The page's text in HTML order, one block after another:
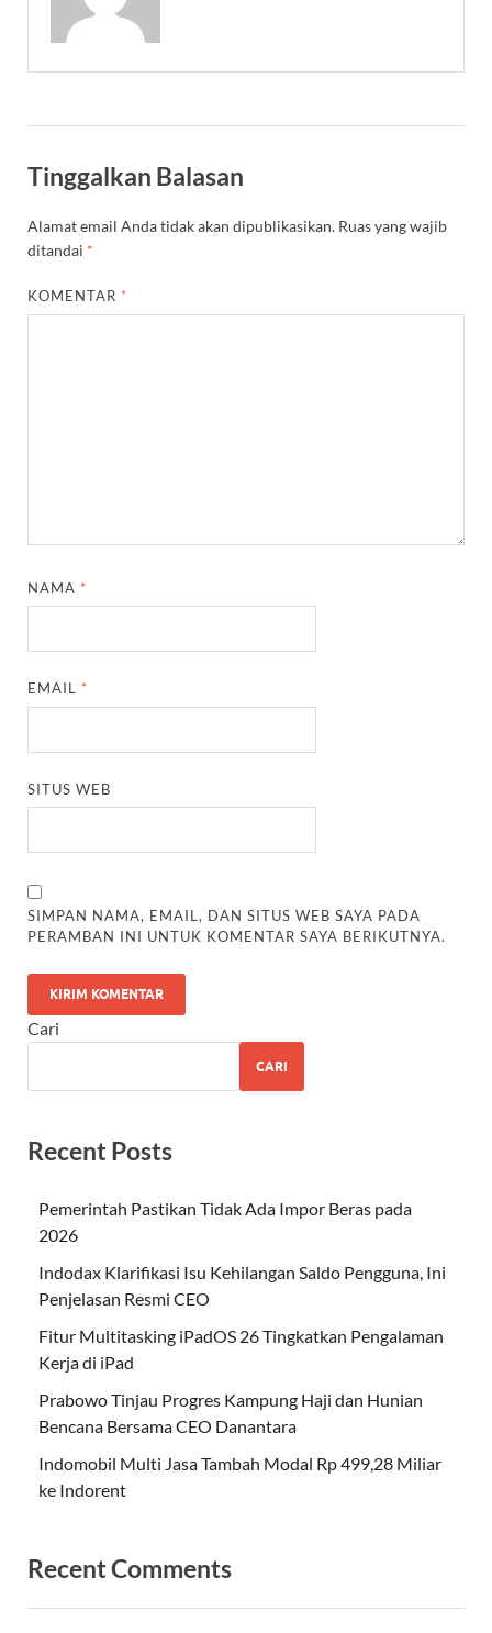
Tinggalkan Balasan
Alamat email Anda tidak akan dipublikasikan. Ruas yang wajib
ditandai *
KOMENTAR *
NAMA *
EMAIL *
SITUS WEB
SIMPAN NAMA, EMAIL, DAN SITUS WEB SAYA PADA
PERAMBAN INI UNTUK KOMENTAR SAYA BERIKUTNYA.
Cari
CARI
Recent Posts
Pemerintah Pastikan Tidak Ada Impor Beras pada
2026
Indodax Klarifikasi Isu Kehilangan Saldo Pengguna, Ini
Penjelasan Resmi CEO
Fitur Multitasking iPadOS 26 Tingkatkan Pengalaman
Kerja di iPad
Prabowo Tinjau Progres Kampung Haji dan Hunian
Bencana Bersama CEO Danantara
Indomobil Multi Jasa Tambah Modal Rp 499,28 Miliar
ke Indorent
Recent Comments